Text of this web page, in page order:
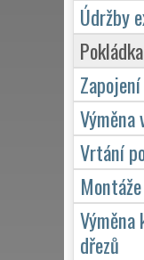
Údržby
Výměna
Vrtání
Výměna
dřezů